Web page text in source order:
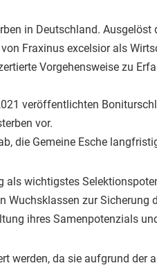
in Deutschland.
Fraxinus excelsior als
Vorgehensweise zu
veröffentlichten
vor.
die Gemeine Esche
als wichtigstes
Wuchsklassen zur
ihres Samenpotenzials
werden, da sie aufgrund